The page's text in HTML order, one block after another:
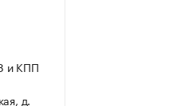
и КПП
д.